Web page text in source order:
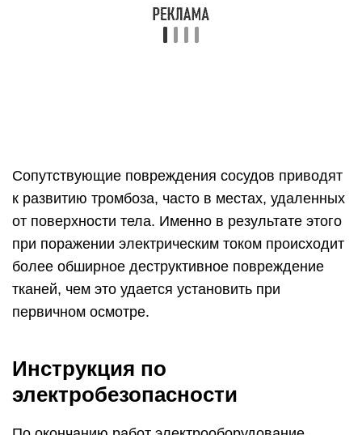
более обширное деструктивное повреждение
тканей, чем это удается установить при
По окончанию работ электрооборудование
отключить от электрической сети.
отключены от источника питания
неквалифицированным лицом
светильники, ручные электрические машины от
загрязнений сухой ветошью и поместить в место
хранения,